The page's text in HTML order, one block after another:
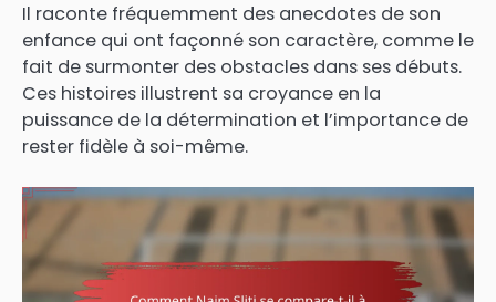
Il raconte fréquemment des anecdotes de son
enfance qui ont façonné son caractère, comme le
fait de surmonter des obstacles dans ses débuts.
Ces histoires illustrent sa croyance en la
puissance de la détermination et l’importance de
rester fidèle à soi-même.